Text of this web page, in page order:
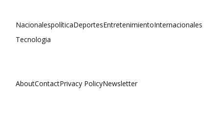
NacionalespolíticaDeportesEntretenimientoInternacionales
Tecnologia
AboutContactPrivacy PolicyNewsletter